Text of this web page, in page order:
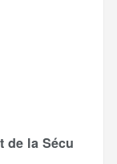
de la Sécu